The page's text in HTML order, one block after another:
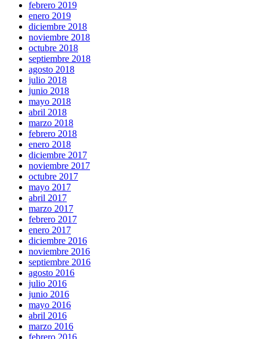
febrero 2019
enero 2019
diciembre 2018
noviembre 2018
octubre 2018
septiembre 2018
agosto 2018
julio 2018
junio 2018
mayo 2018
abril 2018
marzo 2018
febrero 2018
enero 2018
diciembre 2017
noviembre 2017
octubre 2017
mayo 2017
abril 2017
marzo 2017
febrero 2017
enero 2017
diciembre 2016
noviembre 2016
septiembre 2016
agosto 2016
julio 2016
junio 2016
mayo 2016
abril 2016
marzo 2016